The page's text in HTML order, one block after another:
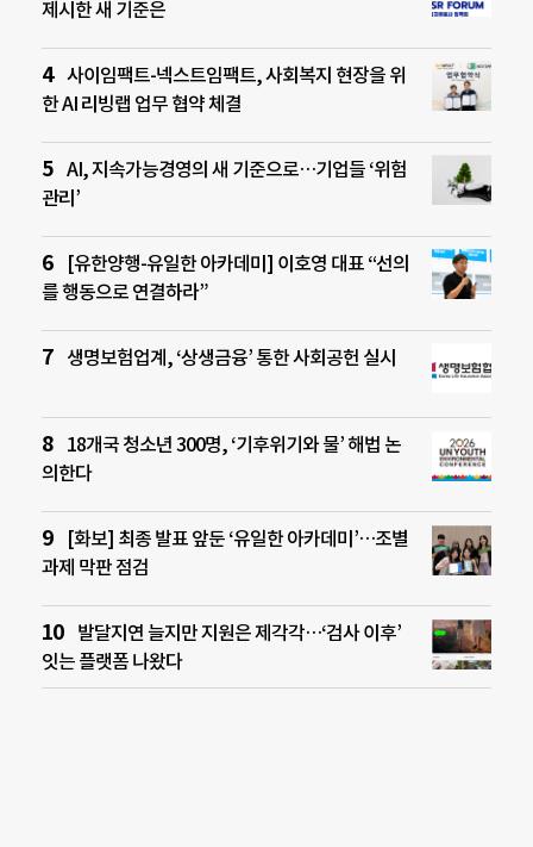
제시한 새 기준은
사이임팩트-넥스트임팩트, 사회복지 현장을 위
한 AI 리빙랩 업무 협약 체결
AI, 지속가능경영의 새 기준으로…기업들 ‘위험
관리’
[유한양행-유일한 아카데미] 이호영 대표 “선의
를 행동으로 연결하라”
생명보험업계, ‘상생금융’ 통한 사회공헌 실시
18개국 청소년 300명, ‘기후위기와 물’ 해법 논
의한다
[화보] 최종 발표 앞둔 ‘유일한 아카데미’…조별
과제 막판 점검
발달지연 늘지만 지원은 제각각…‘검사 이후’
잇는 플랫폼 나왔다